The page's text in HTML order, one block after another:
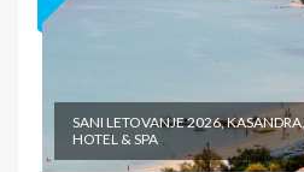
SANI LETOVANJE 2026,
HOTEL & SPA